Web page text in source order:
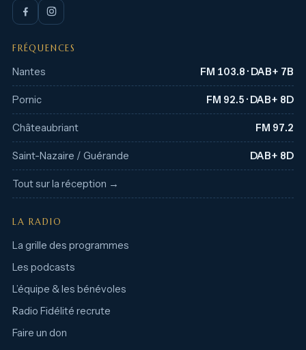
FRÉQUENCES
Nantes FM 103.8 · DAB+ 7B
Pornic FM 92.5 · DAB+ 8D
Châteaubriant FM 97.2
Saint-Nazaire / Guérande DAB+ 8D
Tout sur la réception →
LA RADIO
La grille des programmes
Les podcasts
L’équipe & les bénévoles
Radio Fidélité recrute
Faire un don